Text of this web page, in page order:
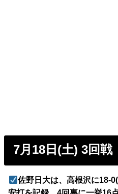
7月18日(土) 3回戦
佐野日大は、高根沢に18-